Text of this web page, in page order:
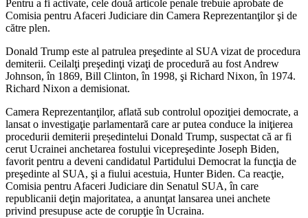
Pentru a fi activate, cele două articole penale trebuie aprobate de
Comisia pentru Afaceri Judiciare din Camera Reprezentanţilor şi de
către plen.
Donald Trump este al patrulea preşedinte al SUA vizat de procedura
demiterii. Ceilalţi preşedinţi vizaţi de procedură au fost Andrew
Johnson, în 1869, Bill Clinton, în 1998, şi Richard Nixon, în 1974.
Richard Nixon a demisionat.
Camera Reprezentanţilor, aflată sub controlul opoziţiei democrate, a
lansat o investigaţie parlamentară care ar putea conduce la iniţierea
procedurii demiterii președintelui Donald Trump, suspectat că ar fi
cerut Ucrainei anchetarea fostului vicepreşedinte Joseph Biden,
favorit pentru a deveni candidatul Partidului Democrat la funcţia de
preşedinte al SUA, şi a fiului acestuia, Hunter Biden. Ca reacţie,
Comisia pentru Afaceri Judiciare din Senatul SUA, în care
republicanii deţin majoritatea, a anunţat lansarea unei anchete
privind presupuse acte de corupţie în Ucraina.